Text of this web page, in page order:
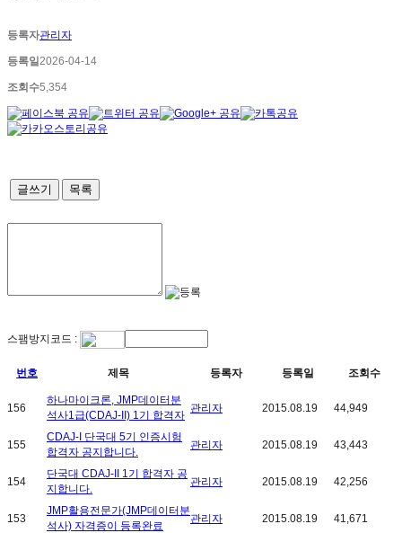
등록자관리자
등록일2026-04-14
조회수5,354
글쓰기 목록
스팸방지코드 :
번호 제목 등록자 등록일 조회수
156
하나마이크론, JMP데이터분
석사1급(CDAJ-II) 1기 합격자
관리자 2015.08.19 44,949
155
CDAJ-I 단국대 5기 인증시험
합격자 공지합니다.
관리자 2015.08.19 43,443
154
단국대 CDAJ-II 1기 합격자 공
지합니다.
관리자 2015.08.19 42,256
153
JMP활용전문가(JMP데이터분
석사) 자격증이 등록완료
관리자 2015.08.19 41,671